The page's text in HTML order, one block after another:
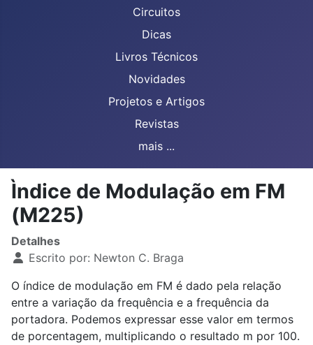
Circuitos
Dicas
Livros Técnicos
Novidades
Projetos e Artigos
Revistas
mais ...
Ìndice de Modulação em FM
(M225)
Detalhes
Escrito por: Newton C. Braga
O índice de modulação em FM é dado pela relação
entre a variação da frequência e a frequência da
portadora. Podemos expressar esse valor em termos
de porcentagem, multiplicando o resultado m por 100.